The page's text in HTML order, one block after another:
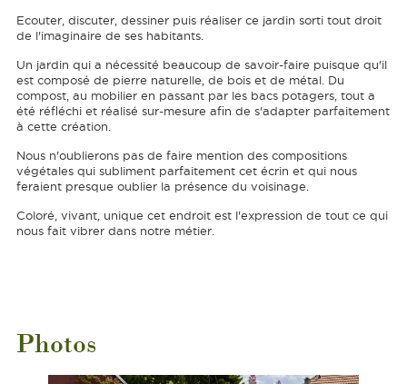
Ecouter, discuter, dessiner puis réaliser ce jardin sorti tout droit
de l'imaginaire de ses habitants.
Un jardin qui a nécessité beaucoup de savoir-faire puisque qu'il
est composé de pierre naturelle, de bois et de métal. Du
compost, au mobilier en passant par les bacs potagers, tout a
été réfléchi et réalisé sur-mesure afin de s'adapter parfaitement
à cette création.
Nous n'oublierons pas de faire mention des compositions
végétales qui subliment parfaitement cet écrin et qui nous
feraient presque oublier la présence du voisinage.
Coloré, vivant, unique cet endroit est l'expression de tout ce qui
nous fait vibrer dans notre métier.
Photos